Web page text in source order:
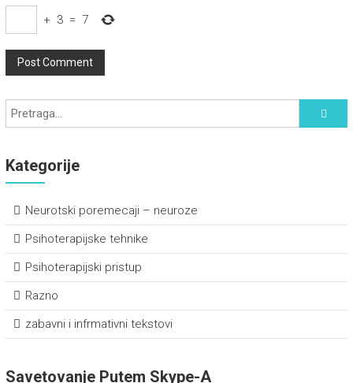
+ 3 = 7
Kategorije
Neurotski poremecaji – neuroze
Psihoterapijske tehnike
Psihoterapijski pristup
Razno
zabavni i infrmativni tekstovi
Savetovanje Putem Skype-A